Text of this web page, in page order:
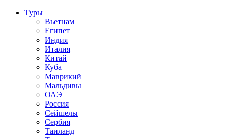
Туры
Вьетнам
Египет
Индия
Италия
Китай
Куба
Маврикий
Мальдивы
ОАЭ
Россия
Сейшелы
Сербия
Таиланд